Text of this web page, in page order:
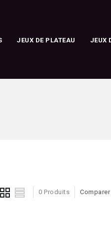
JEUX DE PLATEAU JEUX
0 Produits